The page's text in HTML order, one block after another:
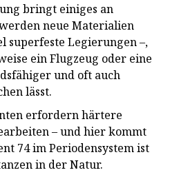
bringt einiges an
neue Materialien
superfeste Legierungen –,
ein Flugzeug oder eine
und oft auch
lässt.
erfordern härtere
– und hier kommt
74 im Periodensystem ist
in der Natur.